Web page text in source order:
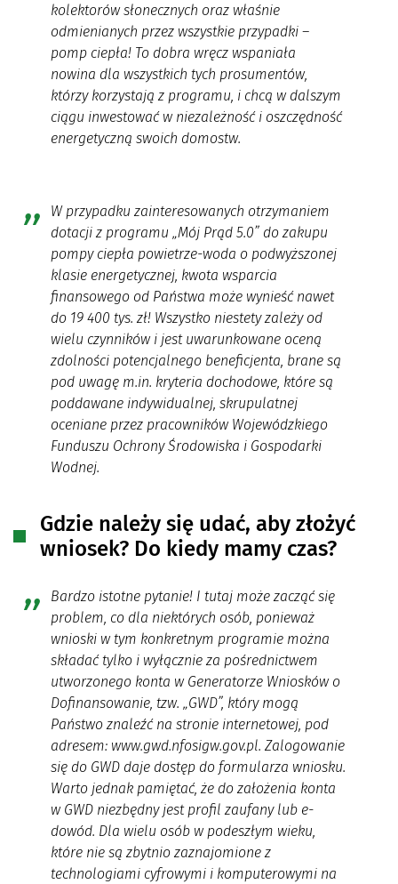
kolektorów słonecznych oraz właśnie
odmienianych przez wszystkie przypadki –
pomp ciepła! To dobra wręcz wspaniała
nowina dla wszystkich tych prosumentów,
którzy korzystają z programu, i chcą w dalszym
ciągu inwestować w niezależność i oszczędność
energetyczną swoich domostw.
W przypadku zainteresowanych otrzymaniem
dotacji z programu „Mój Prąd 5.0” do zakupu
pompy ciepła powietrze-woda o podwyższonej
klasie energetycznej, kwota wsparcia
finansowego od Państwa może wynieść nawet
do 19 400 tys. zł! Wszystko niestety zależy od
wielu czynników i jest uwarunkowane oceną
zdolności potencjalnego beneficjenta, brane są
pod uwagę m.in. kryteria dochodowe, które są
poddawane indywidualnej, skrupulatnej
oceniane przez pracowników Wojewódzkiego
Funduszu Ochrony Środowiska i Gospodarki
Wodnej.
Gdzie należy się udać, aby złożyć
wniosek? Do kiedy mamy czas?
Bardzo istotne pytanie! I tutaj może zacząć się
problem, co dla niektórych osób, ponieważ
wnioski w tym konkretnym programie można
składać tylko i wyłącznie za pośrednictwem
utworzonego konta w Generatorze Wniosków o
Dofinansowanie, tzw. „GWD”, który mogą
Państwo znaleźć na stronie internetowej, pod
adresem: www.gwd.nfosigw.gov.pl. Zalogowanie
się do GWD daje dostęp do formularza wniosku.
Warto jednak pamiętać, że do założenia konta
w GWD niezbędny jest profil zaufany lub e-
dowód. Dla wielu osób w podeszłym wieku,
które nie są zbytnio zaznajomione z
technologiami cyfrowymi i komputerowymi na